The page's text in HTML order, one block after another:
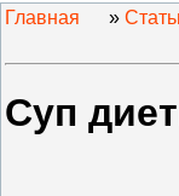
Главная »
Суп